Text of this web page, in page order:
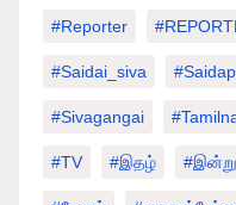
#Reporter
#saidai_siva
#sivagangai
#TV #இதழ் #இன்று